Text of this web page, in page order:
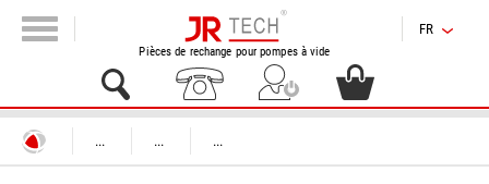
Pièces de rechange pour pompes à vide
FR
... ... ...